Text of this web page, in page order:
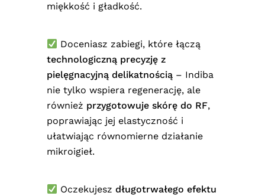
miękkość i gładkość.
Doceniasz zabiegi, które łączą
technologiczną precyzję z
pielęgnacyjną delikatnością – Indiba
nie tylko wspiera regenerację, ale
również przygotowuje skórę do RF,
poprawiając jej elastyczność i
ułatwiając równomierne działanie
mikroigieł.
Oczekujeszdługotrwałego efektu